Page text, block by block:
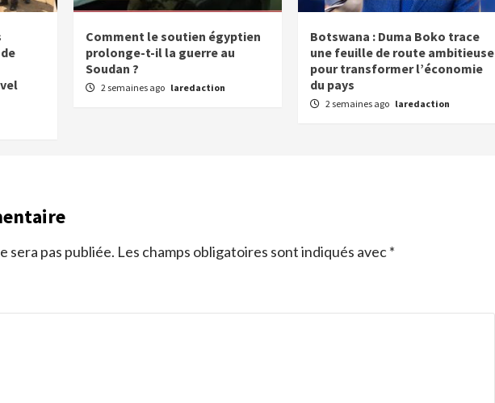
Comment le soutien égyptien
prolonge-t-il la guerre au
Soudan ?
2 semaines ago laredaction
Botswana : Duma Boko trace
une feuille de route ambitieuse
pour transformer l’économie
du pays
2 semaines ago laredaction
sera pas publiée. Les champs obligatoires sont indiqués avec*